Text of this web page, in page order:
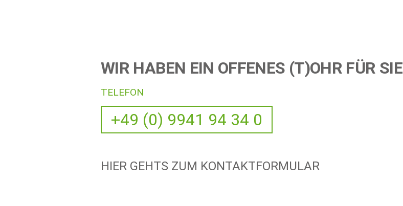
WIR HABEN EIN OFFENES (T)OHR FÜR SIE
TELEFON
+49 (0) 9941 94 34 0
HIER GEHTS ZUM KONTAKTFORMULAR